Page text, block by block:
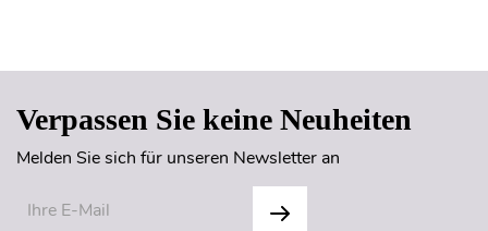
Verpassen Sie keine Neuheiten
Melden Sie sich für unseren Newsletter an